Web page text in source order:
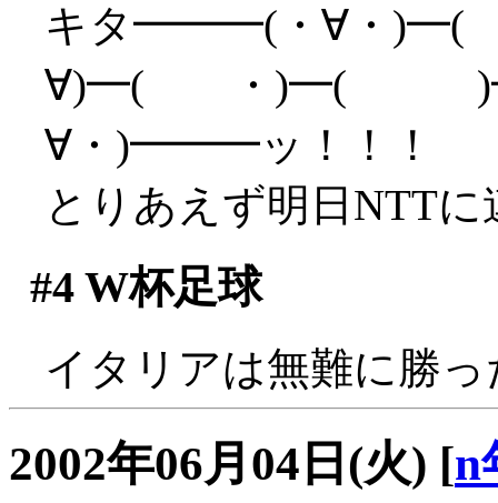
キタ━━━(・∀・)━(
∀)━( ・)━(
∀・)━━━ッ！！！
とりあえず明日NTT
#4W杯足球
イタリアは無難に勝
2002年06月04日(火) [n